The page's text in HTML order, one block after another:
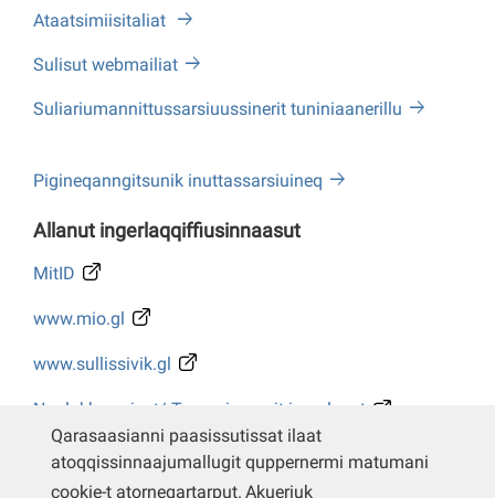
Ataatsimiisitaliat
Sulisut webmailiat
Suliariumannittussarsiuussinerit tuniniaanerillu
Pigineqanngitsunik inuttassarsiuineq
Allanut ingerlaqqiffiusinnaasut
MitID
www.mio.gl
www.sullissivik.gl
Naalakkersuisut/ Tusarniaanerit ingerlasut
Whistleblower
Qarasaasianni paasissutissat ilaat
atoqqissinnaajumallugit quppernermi matumani
cookie-t atorneqartarput. Akueriuk